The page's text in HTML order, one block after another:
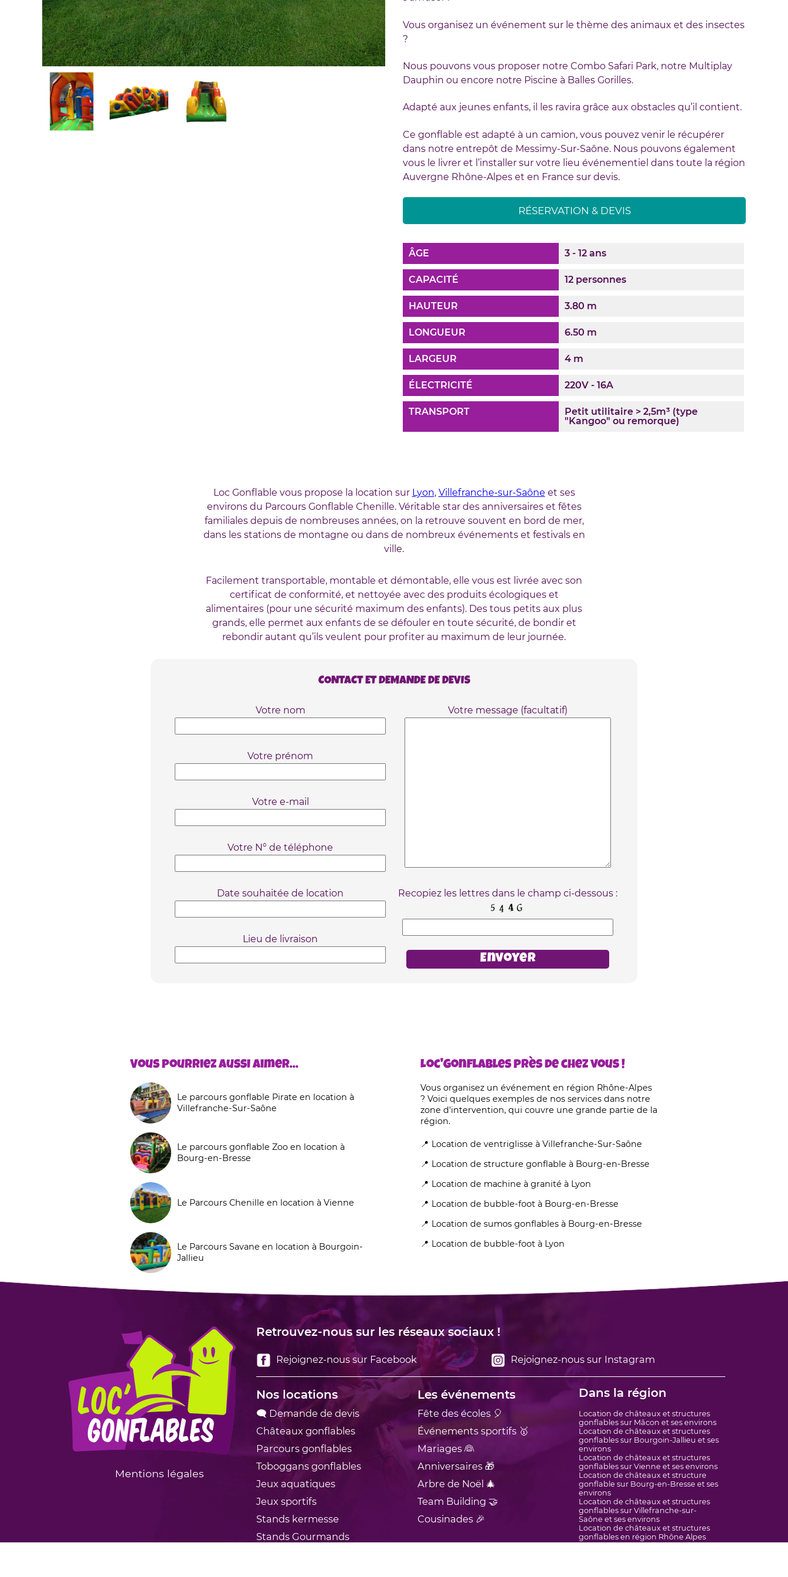
Vous organisez un événement sur le thème des animaux et des insectes
?
Nous pouvons vous proposer notre Combo Safari Park, notre Multiplay
Dauphin ou encore notre Piscine à Balles Gorilles.
Adapté aux jeunes enfants, il les ravira grâce aux obstacles qu’il contient.
Ce gonflable est adapté à un camion, vous pouvez venir le récupérer
dans notre entrepôt de Messimy-Sur-Saône. Nous pouvons également
vous le livrer et l’installer sur votre lieu événementiel dans toute la région
Auvergne Rhône-Alpes et en France sur devis.
RÉSERVATION & DEVIS
ÂGE 3 - 12 ans
CAPACITÉ 12 personnes
HAUTEUR 3.80 m
LONGUEUR 6.50 m
LARGEUR 4 m
ÉLECTRICITÉ 220V - 16A
TRANSPORT
Petit utilitaire > 2,5m³ (type
"Kangoo" ou remorque)
Loc Gonflable vous propose la location sur Lyon, Villefranche-sur-Saône et ses
environs du Parcours Gonflable Chenille. Véritable star des anniversaires et fêtes
familiales depuis de nombreuses années, on la retrouve souvent en bord de mer,
dans les stations de montagne ou dans de nombreux événements et festivals en
ville.
Facilement transportable, montable et démontable, elle vous est livrée avec son
certificat de conformité, et nettoyée avec des produits écologiques et
alimentaires (pour une sécurité maximum des enfants). Des tous petits aux plus
grands, elle permet aux enfants de se défouler en toute sécurité, de bondir et
rebondir autant qu’ils veulent pour profiter au maximum de leur journée.
CONTACT ET DEMANDE DE DEVIS
Votre nom
Votre prénom
Votre e-mail
Votre N° de téléphone
Date souhaitée de location
Lieu de livraison
Votre message (facultatif)
Recopiez les lettres dans le champ ci-dessous :
Vous pourriez aussi aimer...
Le parcours gonflable Pirate en location à
Villefranche-Sur-Saône
Le parcours gonflable Zoo en location à
Bourg-en-Bresse
Le Parcours Chenille en location à Vienne
Le Parcours Savane en location à Bourgoin-
Jallieu
Loc'Gonflables près de chez vous !
Vous organisez un événement en région Rhône-Alpes
? Voici quelques exemples de nos services dans notre
zone d'intervention, qui couvre une grande partie de la
région.
Location de ventriglisse à Villefranche-Sur-Saône
Location de structure gonflable à Bourg-en-Bresse
Location de machine à granité à Lyon
Location de bubble-foot à Bourg-en-Bresse
Location de sumos gonflables à Bourg-en-Bresse
Location de bubble-foot à Lyon
Mentions légales
Retrouvez-nous sur les réseaux sociaux !
Rejoignez-nous sur Facebook Rejoignez-nous sur Instagram
Nos locations
🗨 Demande de devis
Châteaux gonflables
Parcours gonflables
Toboggans gonflables
Jeux aquatiques
Jeux sportifs
Stands kermesse
Stands Gourmands
Les événements
Fête des écoles 🎈
Événements sportifs 🥇
Mariages 👰
Anniversaires 🎁
Arbre de Noël 🎄
Team Building 🤝
Cousinades 🎉
Dans la région
Location de châteaux et structures
gonflables sur Mâcon et ses environs
Location de châteaux et structures
gonflables sur Bourgoin-Jallieu et ses
environs
Location de châteaux et structures
gonflables sur Vienne et ses environs
Location de châteaux et structure
gonflable sur Bourg-en-Bresse et ses
environs
Location de châteaux et structures
gonflables sur Villefranche-sur-
Saône et ses environs
Location de châteaux et structures
gonflables en région Rhône Alpes